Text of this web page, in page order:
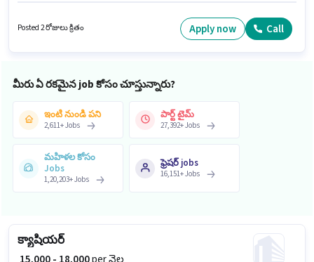
అన్నా నగర్, మధురై లో ఉంది. ఈ ఉద్యోగం 0 - 6 నెలలు సంవత్సరాల అనుభవం ఉన్న
Posted 2 రోజులు క్రితం Apply now Call
మీరు ఏ రకమైన job కోసం చూస్తున్నారు?
ఇంటి నుండి పని
2,611+Jobs
పార్ట్ టైమ్
27,392+Jobs
మహిళల కోసం
Jobs
1,20,203+Jobs
ఫ్రెషర్ jobs
16,151+Jobs
క్యాషియర్